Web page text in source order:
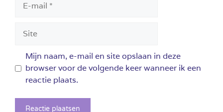
mail
Mijn naam, e-mail en site opslaan in deze
browser voor de volgende keer wanneer ik een
reactie plaats.